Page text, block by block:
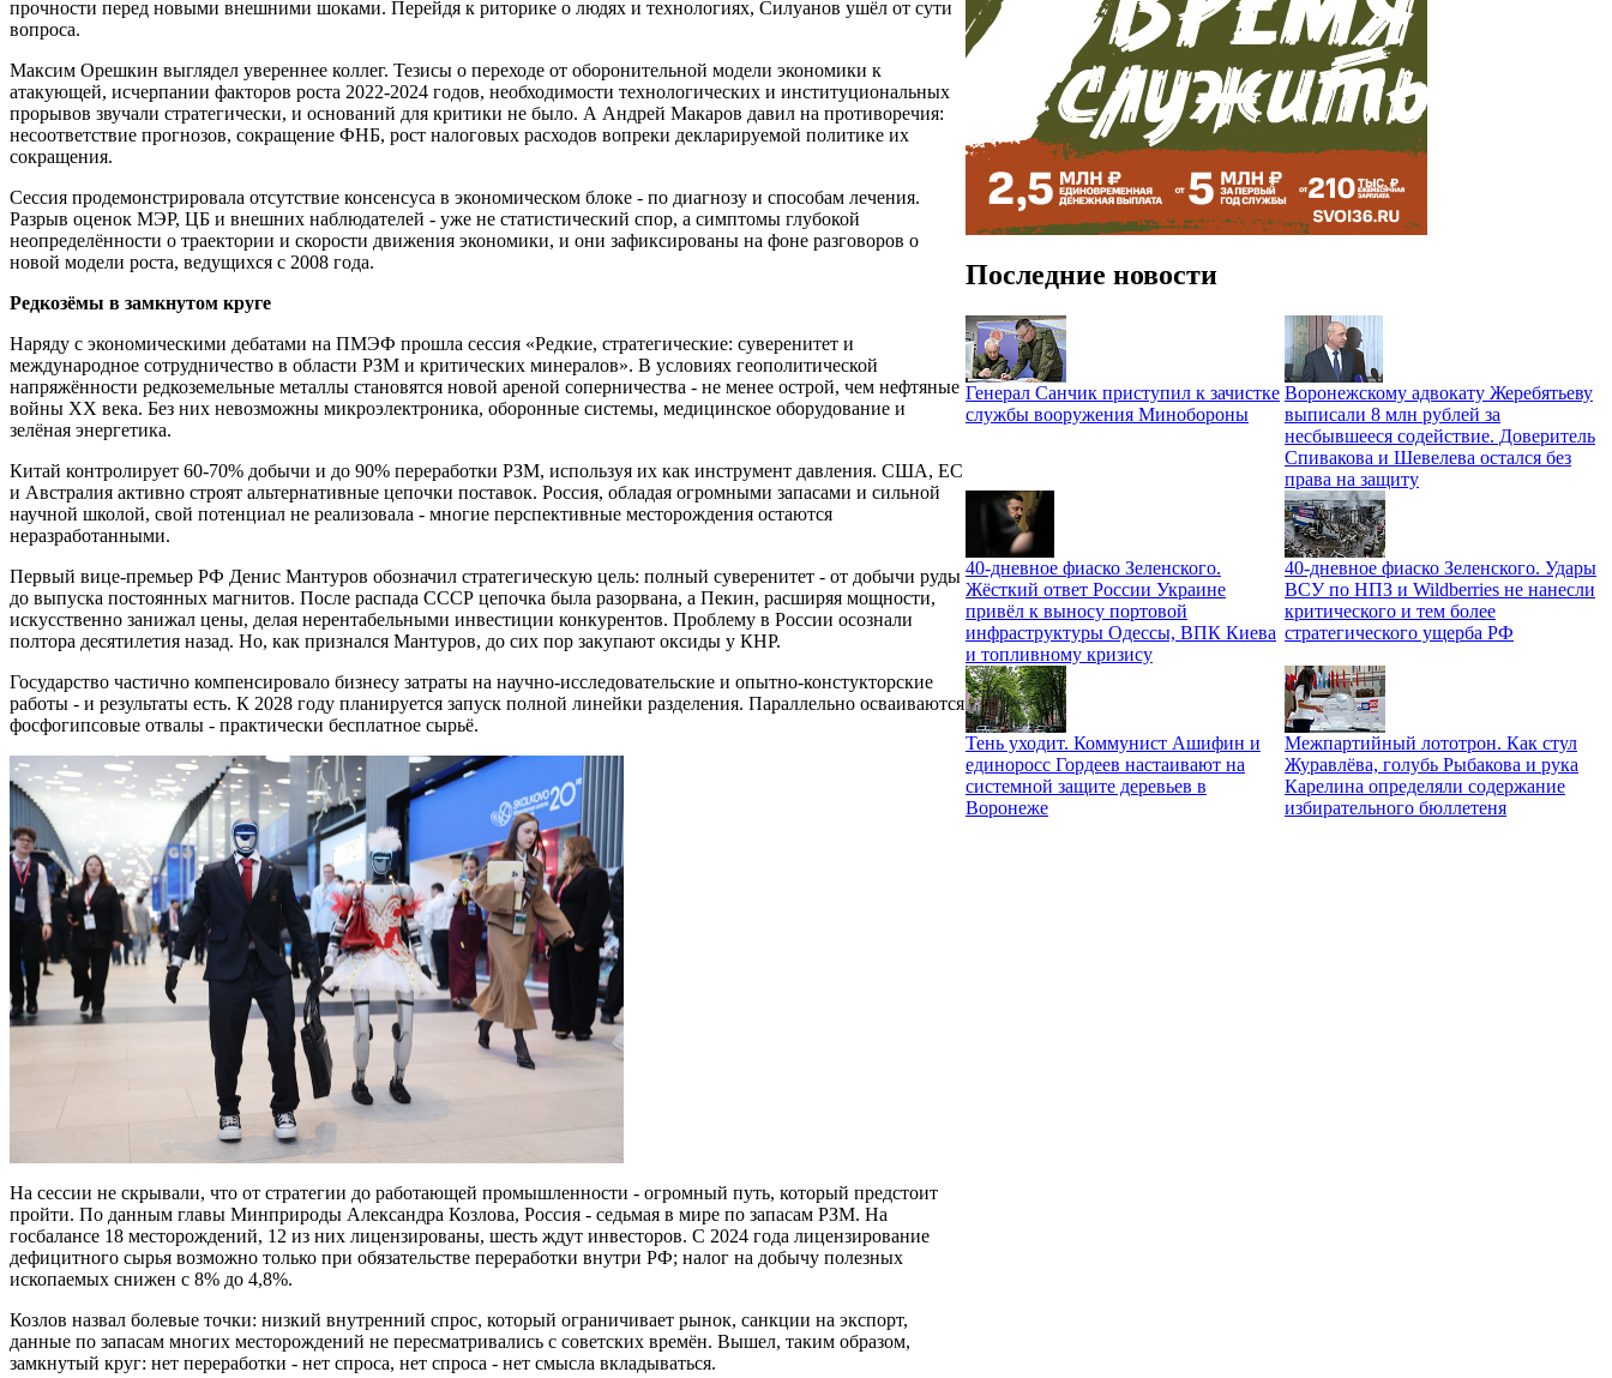
прочности перед новыми внешними шоками. Перейдя к риторике о людях и технологиях, Силуанов ушёл от сути
вопроса.
Максим Орешкин выглядел увереннее коллег. Тезисы о переходе от оборонительной модели экономики к
атакующей, исчерпании факторов роста 2022-2024 годов, необходимости технологических и институциональных
прорывов звучали стратегически, и оснований для критики не было. А Андрей Макаров давил на противоречия:
несоответствие прогнозов, сокращение ФНБ, рост налоговых расходов вопреки декларируемой политике их
сокращения.
Сессия продемонстрировала отсутствие консенсуса в экономическом блоке - по диагнозу и способам лечения.
Разрыв оценок МЭР, ЦБ и внешних наблюдателей - уже не статистический спор, а симптомы глубокой
неопределённости о траектории и скорости движения экономики, и они зафиксированы на фоне разговоров о
новой модели роста, ведущихся с 2008 года.
Редкозёмы в замкнутом круге
Наряду с экономическими дебатами на ПМЭФ прошла сессия «Редкие, стратегические: суверенитет и
международное сотрудничество в области РЗМ и критических минералов». В условиях геополитической
напряжённости редкоземельные металлы становятся новой ареной соперничества - не менее острой, чем нефтяные
войны XX века. Без них невозможны микроэлектроника, оборонные системы, медицинское оборудование и
зелёная энергетика.
Китай контролирует 60-70% добычи и до 90% переработки РЗМ, используя их как инструмент давления. США, ЕС
и Австралия активно строят альтернативные цепочки поставок. Россия, обладая огромными запасами и сильной
научной школой, свой потенциал не реализовала - многие перспективные месторождения остаются
неразработанными.
Первый вице-премьер РФ Денис Мантуров обозначил стратегическую цель: полный суверенитет - от добычи руды
до выпуска постоянных магнитов. После распада СССР цепочка была разорвана, а Пекин, расширяя мощности,
искусственно занижал цены, делая нерентабельными инвестиции конкурентов. Проблему в России осознали
полтора десятилетия назад. Но, как признался Мантуров, до сих пор закупают оксиды у КНР.
Государство частично компенсировало бизнесу затраты на научно-исследовательские и опытно-констукторские
работы - и результаты есть. К 2028 году планируется запуск полной линейки разделения. Параллельно осваиваются
фосфогипсовые отвалы - практически бесплатное сырьё.
На сессии не скрывали, что от стратегии до работающей промышленности - огромный путь, который предстоит
пройти. По данным главы Минприроды Александра Козлова, Россия - седьмая в мире по запасам РЗМ. На
госбалансе 18 месторождений, 12 из них лицензированы, шесть ждут инвесторов. С 2024 года лицензирование
дефицитного сырья возможно только при обязательстве переработки внутри РФ; налог на добычу полезных
ископаемых снижен с 8% до 4,8%.
Козлов назвал болевые точки: низкий внутренний спрос, который ограничивает рынок, санкции на экспорт,
данные по запасам многих месторождений не пересматривались с советских времён. Вышел, таким образом,
замкнутый круг: нет переработки - нет спроса, нет спроса - нет смысла вкладываться.
Последние новости
Генерал Санчик приступил к зачистке
службы вооружения Минобороны
Воронежскому адвокату Жеребятьеву
выписали 8 млн рублей за
несбывшееся содействие. Доверитель
Спивакова и Шевелева остался без
права на защиту
40-дневное фиаско Зеленского.
Жёсткий ответ России Украине
привёл к выносу портовой
инфраструктуры Одессы, ВПК Киева
и топливному кризису
40-дневное фиаско Зеленского. Удары
ВСУ по НПЗ и Wildberries не нанесли
критического и тем более
стратегического ущерба РФ
Тень уходит. Коммунист Ашифин и
единоросс Гордеев настаивают на
системной защите деревьев в
Воронеже
Межпартийный лототрон. Как стул
Журавлёва, голубь Рыбакова и рука
Карелина определяли содержание
избирательного бюллетеня